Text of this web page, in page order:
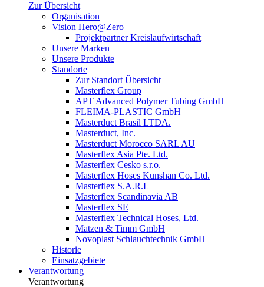
Zur Übersicht
Organisation
Vision Hero@Zero
Projektpartner Kreislaufwirtschaft
Unsere Marken
Unsere Produkte
Standorte
Zur Standort Übersicht
Masterflex Group
APT Advanced Polymer Tubing GmbH
FLEIMA-PLASTIC GmbH
Masterduct Brasil LTDA.
Masterduct, Inc.
Masterduct Morocco SARL AU
Masterflex Asia Pte. Ltd.
Masterflex Cesko s.r.o.
Masterflex Hoses Kunshan Co. Ltd.
Masterflex S.A.R.L
Masterflex Scandinavia AB
Masterflex SE
Masterflex Technical Hoses, Ltd.
Matzen & Timm GmbH
Novoplast Schlauchtechnik GmbH
Historie
Einsatzgebiete
Verantwortung
Verantwortung